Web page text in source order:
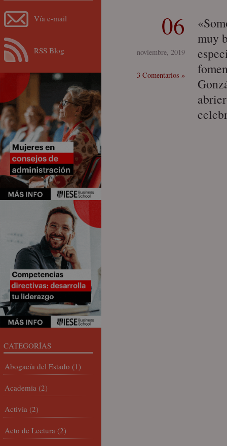
06
noviembre, 2019
3 Comentarios »
muy
Vía e-mail
RSS Blog
CATEGORÍAS
Abogacía del Estado (1)
Academia (2)
Activia (2)
Acto de Lectura (2)